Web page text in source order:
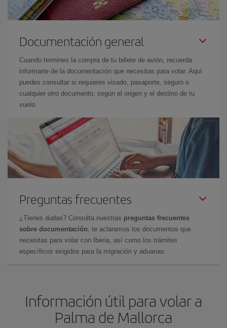
Documentación general
Cuando termines la compra de tu billete de avión, recuerda
informarte de la documentación que necesitas para volar. Aquí
puedes consultar si requieres visado, pasaporte, seguro o
cualquier otro documento, según el origen y el destino de tu
vuelo.
Preguntas frecuentes
¿Tienes dudas? Consulta nuestras preguntas frecuentes
sobre documentación: te aclaramos los documentos que
necesitas para volar con Iberia, así como los trámites
específicos exigidos para la migración y aduanas.
Información útil para volar a
Palma de Mallorca